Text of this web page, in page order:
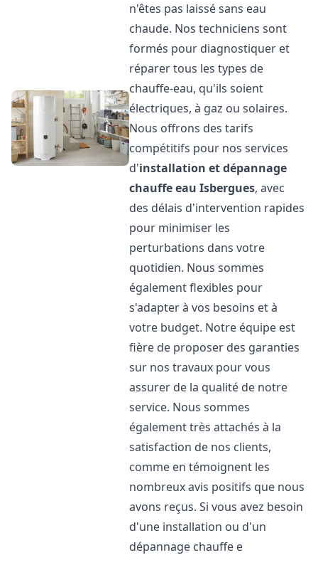
n'êtes pas laissé sans eau
chaude. Nos techniciens sont
formés pour diagnostiquer et
réparer tous les types de
chauffe-eau, qu'ils soient
électriques, à gaz ou solaires.
Nous offrons des tarifs
compétitifs pour nos services
d'installation et dépannage
chauffe eau Isbergues, avec
des délais d'intervention rapides
pour minimiser les
perturbations dans votre
quotidien. Nous sommes
également flexibles pour
s'adapter à vos besoins et à
votre budget. Notre équipe est
fière de proposer des garanties
sur nos travaux pour vous
assurer de la qualité de notre
service. Nous sommes
également très attachés à la
satisfaction de nos clients,
comme en témoignent les
nombreux avis positifs que nous
avons reçus. Si vous avez besoin
d'une installation ou d'un
dépannage chauffe e